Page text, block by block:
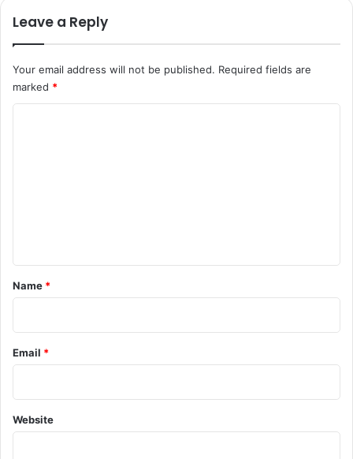
Leave a Reply
Your email address will not be published. Required fields are
marked *
*
Name *
Email *
Website